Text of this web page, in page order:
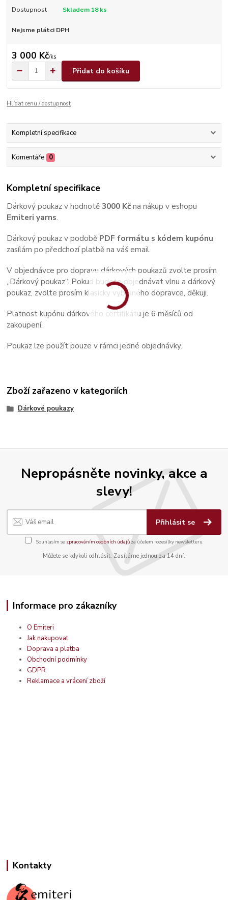
Dostupnost Skladem 18 ks
Nejsme plátci DPH
3 000 Kč/ks
Přidat do košíku
Hlídat cenu / dostupnost
Kompletní specifikace
Komentáře 0
Kompletní specifikace
Dárkový poukaz v hodnotě3000 Kčna nákup v eshopu
Emiteri yarns.
Dárkový poukaz v podobě PDF formátu s kódem kupónu
zasílám po předchozí platbě na váš email.
V objednávce pro dopravu dárkových poukazů zvolte prosím
„Dárkový poukaz“. Pokud budete objednávat vlnu a dárkový
poukaz, zvolte prosím klasicky vybraného dopravce, děkuji.
Platnost kupónu dárkového certifikátu je 6 měsíců od
zakoupení.
Poukaz lze použít pouze v rámci jedné objednávky.
Zboží zařazeno v kategoriích
Dárkové poukazy
Nepropásněte novinky, akce a
slevy!
Přihlásit se
Souhlasím se zpracováním osobních údajůza účelem rozesílky newsletteru.
Můžete se kdykoli odhlásit. Zasíláme jednou za 14 dní.
Informace pro zákazníky
O Emiteri
Jak nakupovat
Doprava a platba
Obchodní podmínky
GDPR
Reklamace a vrácení zboží
Kontakty